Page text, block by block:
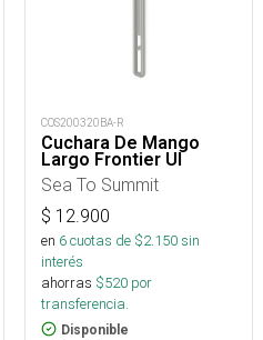
COS200320BA-R
Cuchara De Mango
Largo Frontier Ul
Sea To Summit
$ 12.900
en 6cuotas de $2.150sin
interés
ahorras $520 por
transferencia.
Disponible